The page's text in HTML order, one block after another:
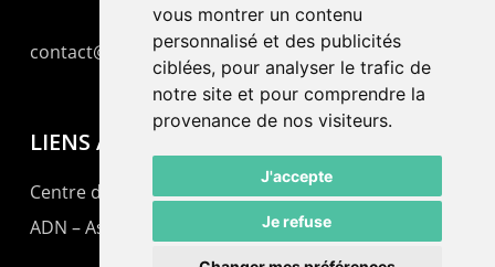
vous montrer un contenu
personnalisé et des publicités
ciblées, pour analyser le trafic de
notre site et pour comprendre la
provenance de nos visiteurs.
J'accepte
Je refuse
contact@lepommier.ch
LIENS AMIS
Centre de culture ABC
ADN – Association Danse Neuchâtel